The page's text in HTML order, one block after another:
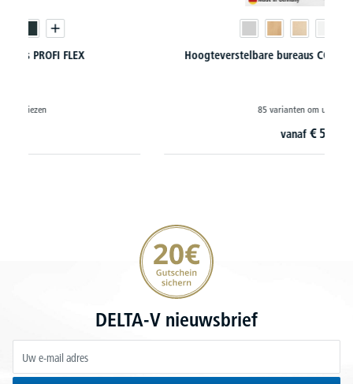
Hoogteverstelbare bureaus COMFORT II PROFI MODUL
20€ korting verzekeren
DELTA-V nieuwsbrief